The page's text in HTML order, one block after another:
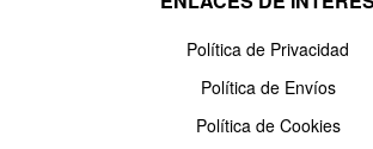
Política de Privacidad
Política de Envíos
Política de Cookies